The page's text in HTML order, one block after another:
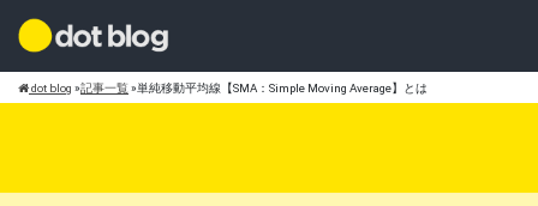
dot blog »記事一覧»単純移動平均線【SMA：Simple Moving Average】とは